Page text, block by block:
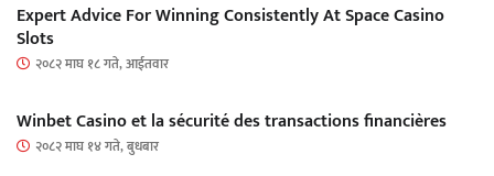
Expert Advice For Winning Consistently At Space Casino
Slots
२०८२ माघ १८ गते, आईतवार
Winbet Casino et la sécurité des transactions financières
२०८२ माघ १४ गते, बुधबार